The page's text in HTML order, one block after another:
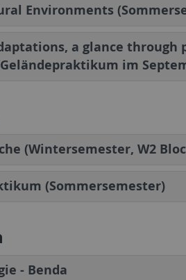
Environments
a glance through
im
(Wintersemester, W2
(Sommersemester)
- Benda